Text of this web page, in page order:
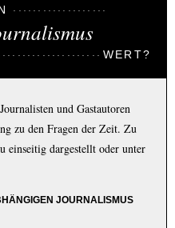
WERT?
und Gastautoren
zu den Fragen der Zeit. Zu
einseitig dargestellt oder unter
JOURNALISMUS